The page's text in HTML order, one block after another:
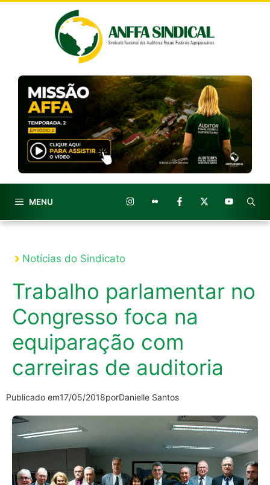
MENU
Notícias do Sindicato
Trabalho parlamentar no
Congresso foca na
equiparação com
carreiras de auditoria
Publicado em17/05/2018porDanielle Santos